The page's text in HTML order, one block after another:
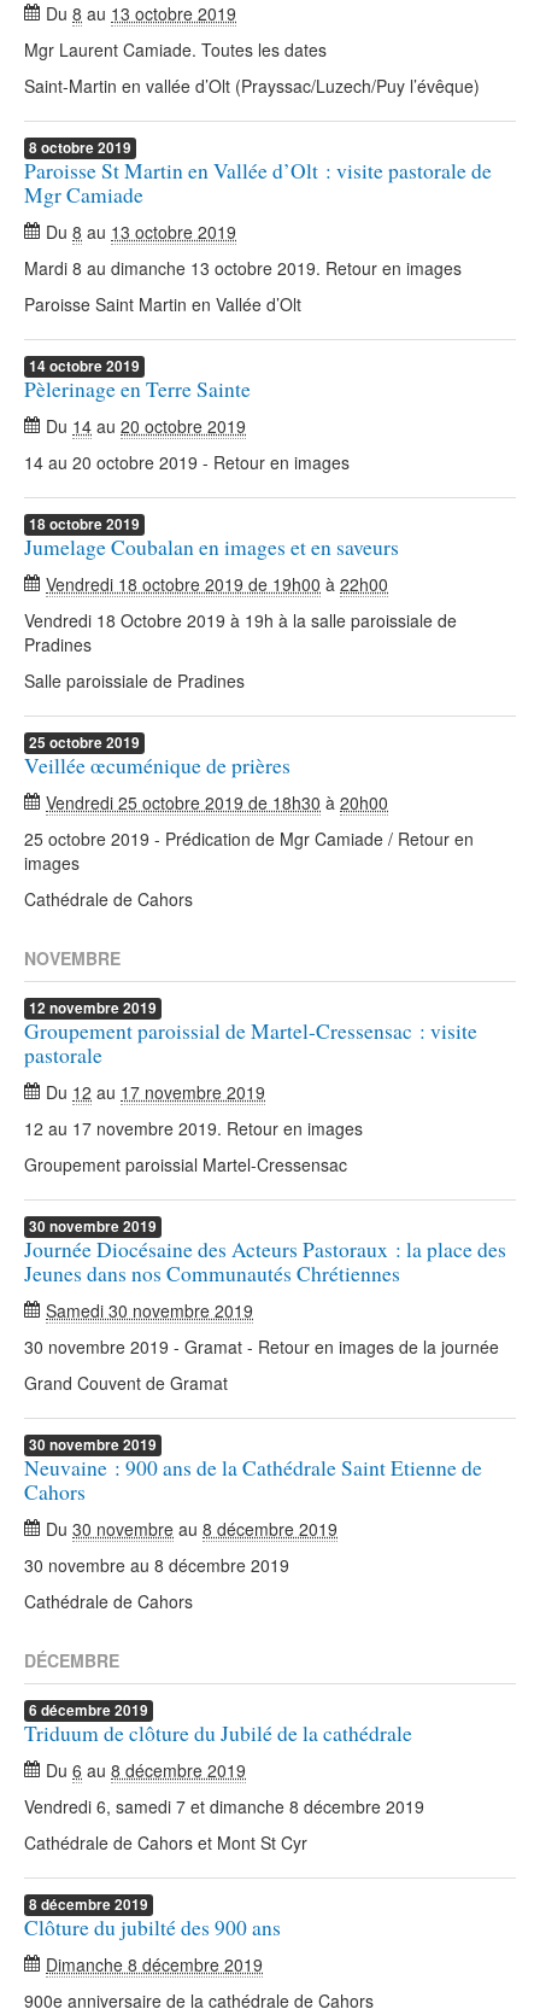
Du 8 au 13 octobre 2019
Mgr Laurent Camiade. Toutes les dates
Saint-Martin en vallée d’Olt (Prayssac/Luzech/Puy l’évêque)
8octobre2019
Paroisse St Martin en Vallée d’Olt : visite pastorale de
Mgr Camiade
Du 8 au 13 octobre 2019
Mardi 8 au dimanche 13 octobre 2019. Retour en images
Paroisse Saint Martin en Vallée d’Olt
14octobre2019
Pèlerinage en Terre Sainte
Du 14 au 20 octobre 2019
14 au 20 octobre 2019 - Retour en images
18octobre2019
Jumelage Coubalan en images et en saveurs
Vendredi 18 octobre 2019 de 19h00 à 22h00
Vendredi 18 Octobre 2019 à 19h à la salle paroissiale de
Pradines
Salle paroissiale de Pradines
25 octobre2019
Veillée œcuménique de prières
Vendredi 25 octobre 2019 de 18h30 à 20h00
25 octobre 2019 - Prédication de Mgr Camiade / Retour en
images
Cathédrale de Cahors
NOVEMBRE
12 novembre2019
Groupement paroissial de Martel-Cressensac : visite
pastorale
Du 12 au 17 novembre 2019
12 au 17 novembre 2019. Retour en images
Groupement paroissial Martel-Cressensac
30 novembre2019
Journée Diocésaine des Acteurs Pastoraux : la place des
Jeunes dans nos Communautés Chrétiennes
Samedi 30 novembre 2019
30 novembre 2019 - Gramat - Retour en images de la journée
Grand Couvent de Gramat
30 novembre2019
Neuvaine : 900 ans de la Cathédrale Saint Etienne de
Cahors
Du 30 novembre au 8 décembre 2019
30 novembre au 8 décembre 2019
Cathédrale de Cahors
DÉCEMBRE
6 décembre2019
Triduum de clôture du Jubilé de la cathédrale
Du 6 au 8 décembre 2019
Vendredi 6, samedi 7 et dimanche 8 décembre 2019
Cathédrale de Cahors et Mont St Cyr
8décembre2019
Clôture du jubilté des 900 ans
Dimanche 8 décembre 2019
900e anniversaire de la cathédrale de Cahors